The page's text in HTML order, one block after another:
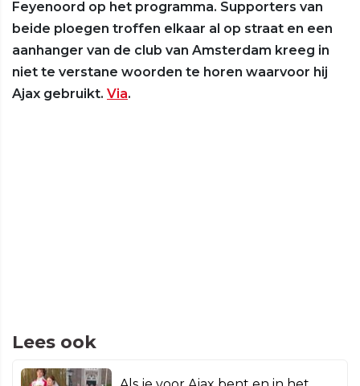
Feyenoord op het programma. Supporters van
beide ploegen troffen elkaar al op straat en een
aanhanger van de club van Amsterdam kreeg in
niet te verstane woorden te horen waarvoor hij
Ajax gebruikt. Via.
Lees ook